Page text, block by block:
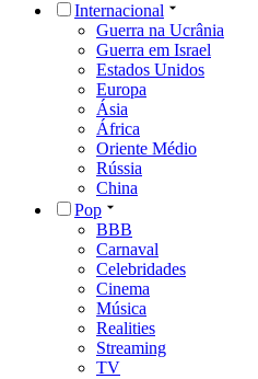
Internacional
Guerra na Ucrânia
Guerra em Israel
Estados Unidos
Europa
Ásia
África
Oriente Médio
Rússia
China
Pop
BBB
Carnaval
Celebridades
Cinema
Música
Realities
Streaming
TV